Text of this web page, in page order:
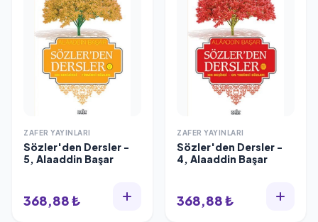
ZAFER YAYINLARI
Sözler'den Dersler -
5, Alaaddin Başar
368,88 ₺
ZAFER YAYINLARI
Sözler'den Dersler -
4, Alaaddin Başar
368,88 ₺